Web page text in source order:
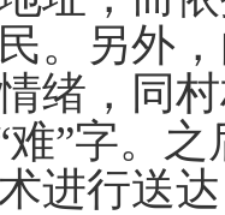
。另外
绪，同
难”字。
进行送